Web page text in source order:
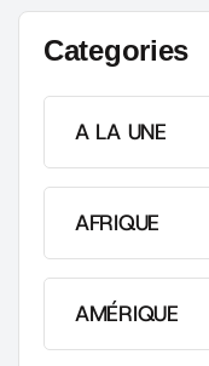
Categories
A LA UNE
AFRIQUE
AMÉRIQUE